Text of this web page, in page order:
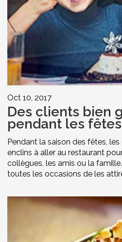
Oct 10, 2017
Des clients bien
pendant les fêtes
Pendant la saison des fêtes,
enclins à aller au restaurant
collègues, les amis ou la
toutes les occasions de les